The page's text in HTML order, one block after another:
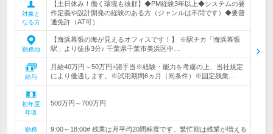
対象と
なる方
【土日休み！働く環境も抜群】◆PM経験3年以上◆システムの要
件定義や設計開発の経験のある方（ジャンルは不問です）◆要普
通免許（AT可）
勤務地
【海浜幕張の海が見えるオフィスです！】 ※駅チカ「海浜幕張
駅」より徒歩3分♪ 千葉県千葉市美浜区中…
給与
月給40万円～50万円+諸手当※経験・能力を考慮の上、当社規定
により優遇します。※試用期間6ヵ月（同条件）※固定残業…
初年度
年収
500万円～700万円
勤務
9:00～18:00# 残業は月平均20間程度です。繁忙期は残業が増える